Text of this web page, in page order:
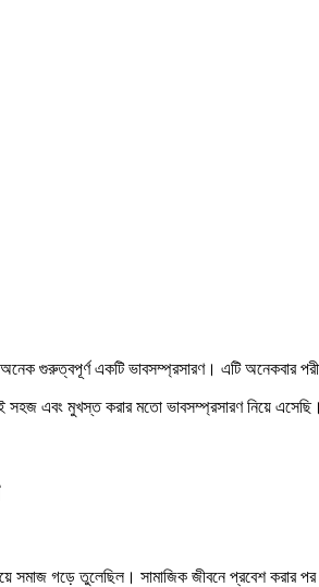
গুরুত্বপূর্ণ একটি ভাবসম্প্রসারণ। এটি অনেকবার
এবং মুখস্ত করার মতো ভাবসম্প্রসারণ নিয়ে এসেছি।
গড়ে তুলেছিল। সামাজিক জীবনে প্রবেশ করার পর